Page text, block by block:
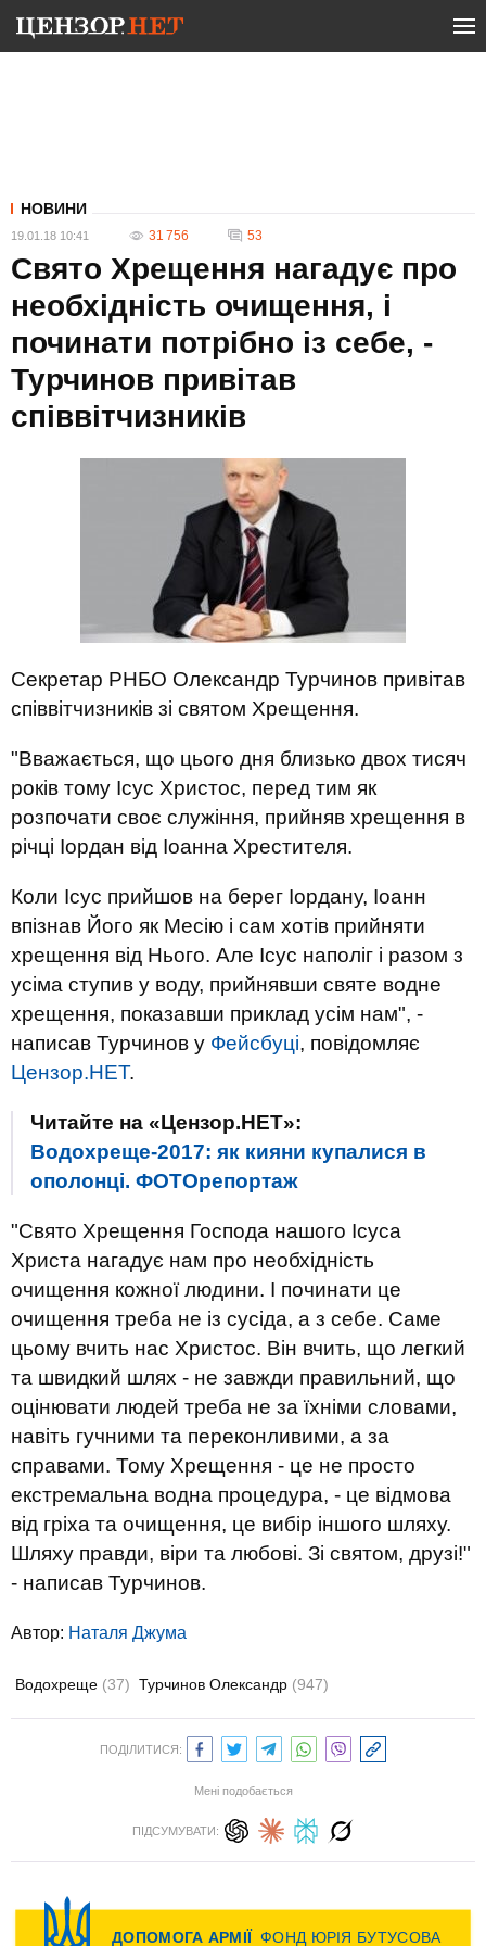
НОВИНИ
19.01.18 10:41 31 756 53
Свято Хрещення нагадує про
необхідність очищення, і
починати потрібно із себе, -
Турчинов привітав
співвітчизників
Секретар РНБО Олександр Турчинов привітав
співвітчизників зі святом Хрещення.
"Вважається, що цього дня близько двох тисяч
років тому Ісус Христос, перед тим як
розпочати своє служіння, прийняв хрещення в
річці Іордан від Іоанна Хрестителя.
Коли Ісус прийшов на берег Іордану, Іоанн
впізнав Його як Месію і сам хотів прийняти
хрещення від Нього. Але Ісус наполіг і разом з
усіма ступив у воду, прийнявши святе водне
хрещення, показавши приклад усім нам", -
написав Турчинов у Фейсбуці, повідомляє
Цензор.НЕТ.
Читайте на «Цензор.НЕТ»:
Водохреще-2017: як кияни купалися в
ополонці. ФОТОрепортаж
"Свято Хрещення Господа нашого Ісуса
Христа нагадує нам про необхідність
очищення кожної людини. І починати це
очищення треба не із сусіда, а з себе. Саме
цьому вчить нас Христос. Він вчить, що легкий
та швидкий шлях - не завжди правильний, що
оцінювати людей треба не за їхніми словами,
навіть гучними та переконливими, а за
справами. Тому Хрещення - це не просто
екстремальна водна процедура, - це відмова
від гріха та очищення, це вибір іншого шляху.
Шляху правди, віри та любові. Зі святом, друзі!"
- написав Турчинов.
Автор: Наталя Джума
Водохреще (37) Турчинов Олександр (947)
ПОДІЛИТИСЯ:
Мені подобається
ПІДСУМУВАТИ: